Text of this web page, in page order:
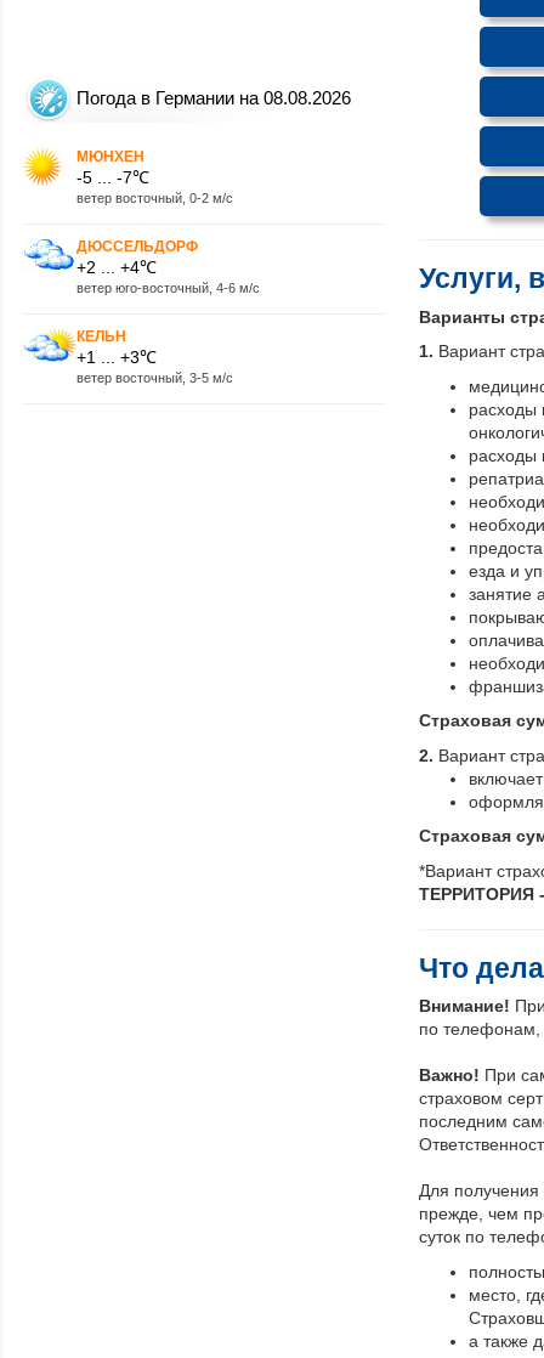
Погода в Германии на 08.08.2026
МЮНХЕН
-5 ... -7℃
ветер восточный, 0-2 м/с
ДЮССЕЛЬДОРФ
+2 ... +4℃
ветер юго-восточный, 4-6 м/с
КЕЛЬН
+1 ... +3℃
ветер восточный, 3-5 м/с
Услуги,
Варианты
1. Вариант
расходы
расходы
езда и
занятие
Страховая
2. Вариант
Страховая
*Вариант
ТЕРРИТОРИЯ
Что
Внимание!
по телефонам,
Важно! При
страховом
последним
Для получения
прежде, чем
суток по
место,
а также